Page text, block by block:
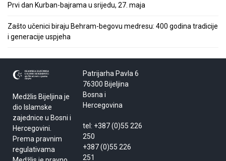
Prvi dan Kurban-bajrama u srijedu, 27. maja
Zašto učenici biraju Behram-begovu medresu: 400 godina tradicije
i generacije uspjeha
Medžlis Bijeljina je
dio Islamske
zajednice u Bosni i
Hercegovini.
Prema pravnim
regulativama
Patrijarha Pavla 6
76300 Bijeljina
Bosna i
Hercegovina
tel: +387 (0)55 226
250
+387 (0)55 226
251